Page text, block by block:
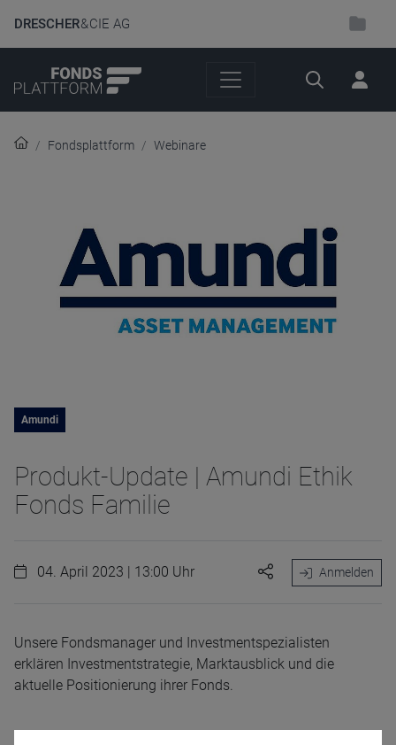
DRESCHER& CIE AG
Suche
Fondsplattform Webinare
Amundi
Produkt-Update | Amundi Ethik
Fonds Familie
04. April 2023 | 13:00 Uhr Anmelden
Unsere Fondsmanager und Investmentspezialisten
erklären Investmentstrategie, Marktausblick und die
aktuelle Positionierung ihrer Fonds.